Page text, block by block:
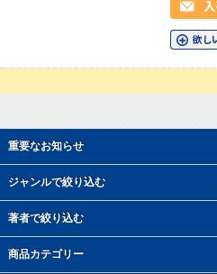
重要なお知らせ
ジャンルで絞り込む
著者で絞り込む
商品カテゴリー